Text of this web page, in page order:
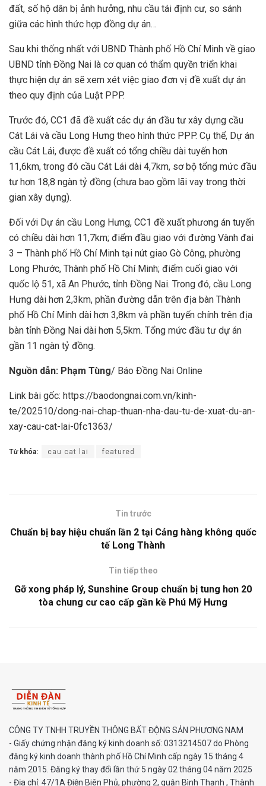
đất, số hộ dân bị ảnh hưởng, nhu cầu tái định cư, so sánh
giữa các hình thức hợp đồng dự án…
Sau khi thống nhất với UBND Thành phố Hồ Chí Minh về giao
UBND tỉnh Đồng Nai là cơ quan có thẩm quyền triển khai
thực hiện dự án sẽ xem xét việc giao đơn vị đề xuất dự án
theo quy định của Luật PPP.
Trước đó, CC1 đã đề xuất các dự án đầu tư xây dựng cầu
Cát Lái và cầu Long Hưng theo hình thức PPP. Cụ thể, Dự án
cầu Cát Lái, được đề xuất có tổng chiều dài tuyến hơn
11,6km, trong đó cầu Cát Lái dài 4,7km, sơ bộ tổng mức đầu
tư hơn 18,8 ngàn tỷ đồng (chưa bao gồm lãi vay trong thời
gian xây dựng).
Đối với Dự án cầu Long Hưng, CC1 đề xuất phương án tuyến
có chiều dài hơn 11,7km; điểm đầu giao với đường Vành đai
3 – Thành phố Hồ Chí Minh tại nút giao Gò Công, phường
Long Phước, Thành phố Hồ Chí Minh; điểm cuối giao với
quốc lộ 51, xã An Phước, tỉnh Đồng Nai. Trong đó, cầu Long
Hưng dài hơn 2,3km, phần đường dẫn trên địa bàn Thành
phố Hồ Chí Minh dài hơn 3,8km và phần tuyến chính trên địa
bàn tỉnh Đồng Nai dài hơn 5,5km. Tổng mức đầu tư dự án
gần 11 ngàn tỷ đồng.
Nguồn dẫn: Phạm Tùng/ Báo Đồng Nai Online
Link bài gốc: https://baodongnai.com.vn/kinh-
te/202510/dong-nai-chap-thuan-nha-dau-tu-de-xuat-du-an-
xay-cau-cat-lai-0fc1363/
Từ khóa: cau cat lai featured
Tin trước
Chuẩn bị bay hiệu chuẩn lần 2 tại Cảng hàng không quốc
tế Long Thành
Tin tiếp theo
Gỡ xong pháp lý, Sunshine Group chuẩn bị tung hơn 20
tòa chung cư cao cấp gần kề Phú Mỹ Hưng
CÔNG TY TNHH TRUYỀN THÔNG BẤT ĐỘNG SẢN PHƯƠNG NAM
- Giấy chứng nhận đăng ký kinh doanh số: 0313214507 do Phòng
đăng ký kinh doanh thành phố Hồ Chí Minh cấp ngày 15 tháng 4
năm 2015. Đăng ký thay đổi lần thứ 5 ngày 02 tháng 04 năm 2025
- Địa chỉ: 47/1A Điện Biên Phủ, phường 2, quận Bình Thạnh , Thành